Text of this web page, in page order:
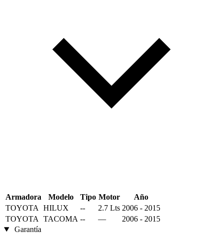
Armadora Modelo Tipo Motor
Año
TOYOTA
HILUX -- 2.7 Lts 2006 - 2015
TOYOTA
TACOMA -- —
2006 - 2015
Garantía